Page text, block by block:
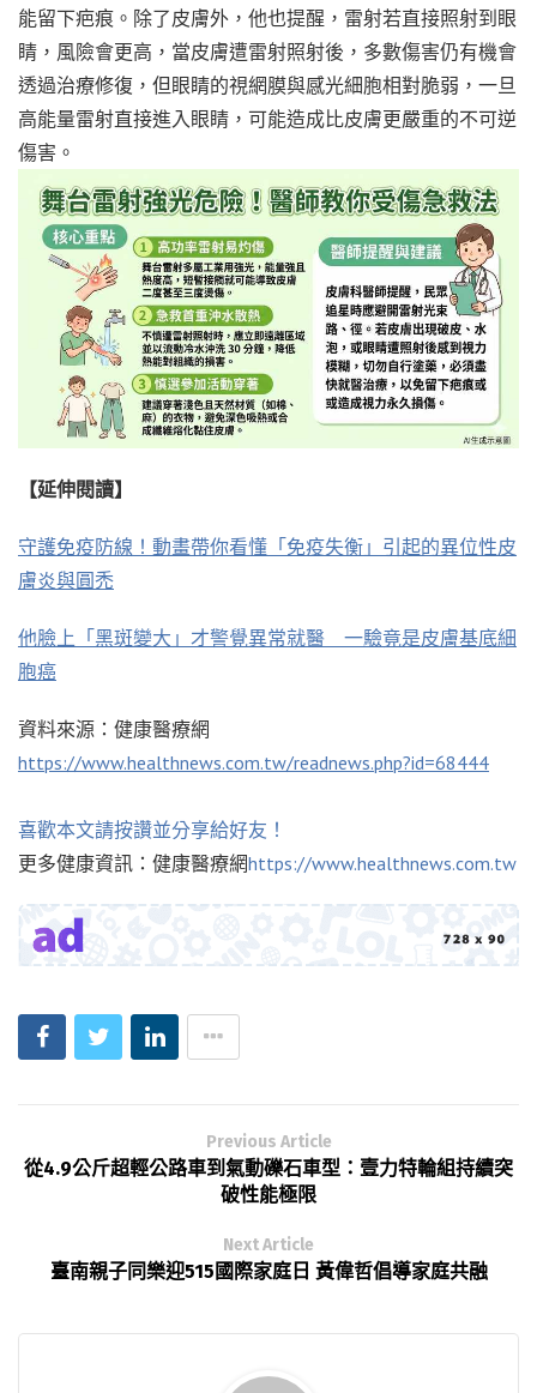
能留下疤痕。除了皮膚外，他也提醒，雷射若直接照射到眼
睛，風險會更高，當皮膚遭雷射照射後，多數傷害仍有機會
透過治療修復，但眼睛的視網膜與感光細胞相對脆弱，一旦
高能量雷射直接進入眼睛，可能造成比皮膚更嚴重的不可逆
傷害。
【延伸閱讀】
守護免疫防線！動畫帶你看懂「免疫失衡」引起的異位性皮
膚炎與圓禿
他臉上「黑斑變大」才警覺異常就醫 一驗竟是皮膚基底細
胞癌
資料來源：健康醫療網
https://www.healthnews.com.tw/readnews.php?id=68444
喜歡本文請按讚並分享給好友！
更多健康資訊：健康醫療網https://www.healthnews.com.tw
Previous Article
從4.9公斤超輕公路車到氣動礫石車型：壹力特輪組持續突
破性能極限
Next Article
臺南親子同樂迎515國際家庭日 黃偉哲倡導家庭共融